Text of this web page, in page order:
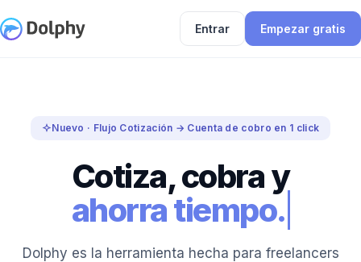
Entrar Empezar gratis
Nuevo · Flujo Cotización → Cuenta de cobro en 1 click
Cotiza, cobra y
ahorra tiempo.
Dolphy es la herramienta hecha para freelancers